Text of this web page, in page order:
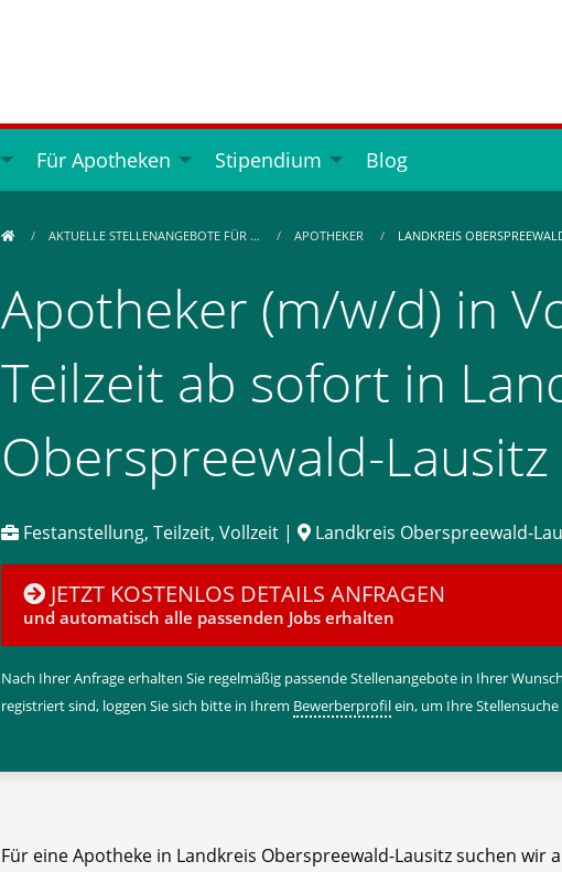
Für Apotheken Stipendium Blog
AKTUELLE STELLENANGEBOTE FÜR … APOTHEKER LANDKREIS
Apotheker (m/w/d) in
Teilzeit ab sofort in
Oberspreewald-
Festanstellung, Teilzeit, Vollzeit | Landkreis Oberspreewald-
JETZT KOSTENLOS DETAILS ANFRAGEN
und automatisch alle passenden Jobs erhalten
Nach Ihrer Anfrage erhalten Sie regelmäßig passende Stellenangebote in Ihrer
registriert sind, loggen Sie sich bitte in Ihrem Bewerberprofilein, um Ihre
Für eine Apotheke in Landkreis Oberspreewald-Lausitz suchen wir